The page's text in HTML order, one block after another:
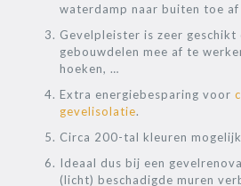
waterdamp naar buiten toe
Gevelpleister is zeer geschikt
gebouwdelen mee af te
hoeken, …
Extra energiebesparing voor
gevelisolatie.
Circa 200-tal kleuren
Ideaal dus bij een
(licht) beschadigde muren